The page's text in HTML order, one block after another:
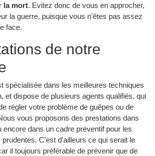
la mort. Evitez donc de vous en approcher,
la guerre, puisque vous n'êtes pas assez
face.
de notre
spécialisée dans les meilleures techniques
et dispose de plusieurs agents qualifiés, qui
régler votre problème de guêpes ou de
vous proposons des prestations dans
encore dans un cadre préventif pour les
C'est d'ailleurs ce qui serait le
il toujours préférable de prévenir que de